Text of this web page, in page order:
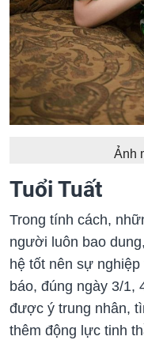
Ảnh
Tuổi Tuất
Trong tính cách,
người luôn bao
hệ tốt nên sự
báo, đúng ngày 3/1,
được ý trung nhân,
thêm động lực tinh